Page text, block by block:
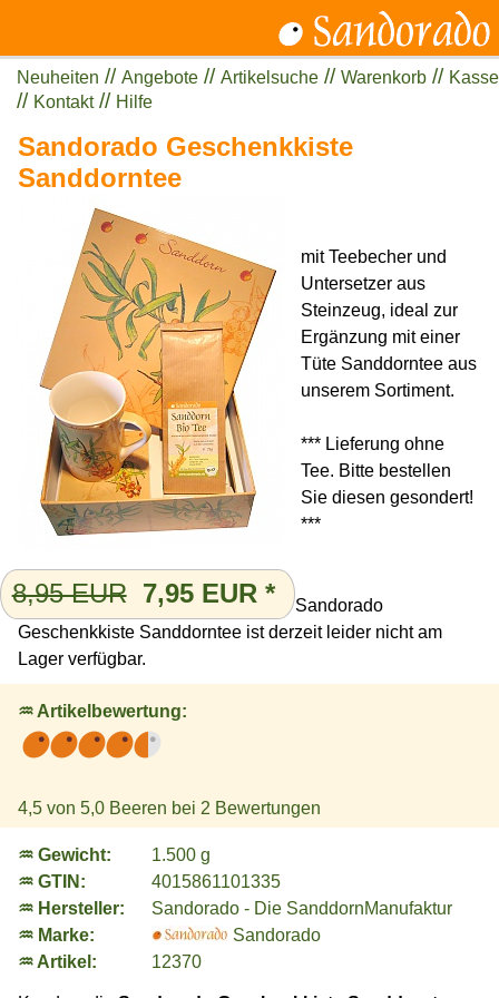
Neuheiten // Angebote // Artikelsuche // Warenkorb // Kasse
// Kontakt// Hilfe
Sandorado Geschenkkiste
Sanddorntee
mit Teebecher und
Untersetzer aus
Steinzeug, ideal zur
Ergänzung mit einer
Tüte Sanddorntee aus
unserem Sortiment.
*** Lieferung ohne
Tee. Bitte bestellen
Sie diesen gesondert!
***
8,95 EUR 7,95 EUR *
Sandorado
Geschenkkiste Sanddorntee ist derzeit leider nicht am
Lager verfügbar.
♒ Artikelbewertung:
4,5 von 5,0 Beeren bei 2 Bewertungen
♒ Gewicht:
1.500 g
♒ GTIN:
4015861101335
♒ Hersteller:
Sandorado - Die SanddornManufaktur
♒ Marke:
Sandorado
♒ Artikel:
12370